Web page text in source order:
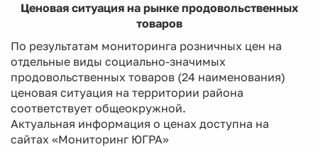
Ценовая ситуация на рынке продовольственных
товаров
По результатам мониторинга розничных цен на
отдельные виды социально-значимых
продовольственных товаров (24 наименования)
ценовая ситуация на территории района
соответствует общеокружной.
Актуальная информация о ценах доступна на
сайтах «Мониторинг ЮГРА»